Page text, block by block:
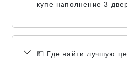
купе наполнение 3
💵 Где найти лучшую